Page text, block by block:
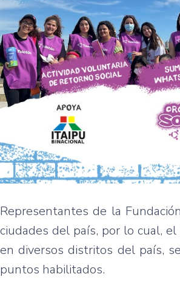
Representantes de la
ciudades del país, por lo cual,
en diversos distritos del país,
puntos habilitados.